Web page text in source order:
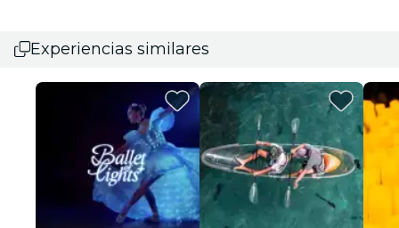
Experiencias similares